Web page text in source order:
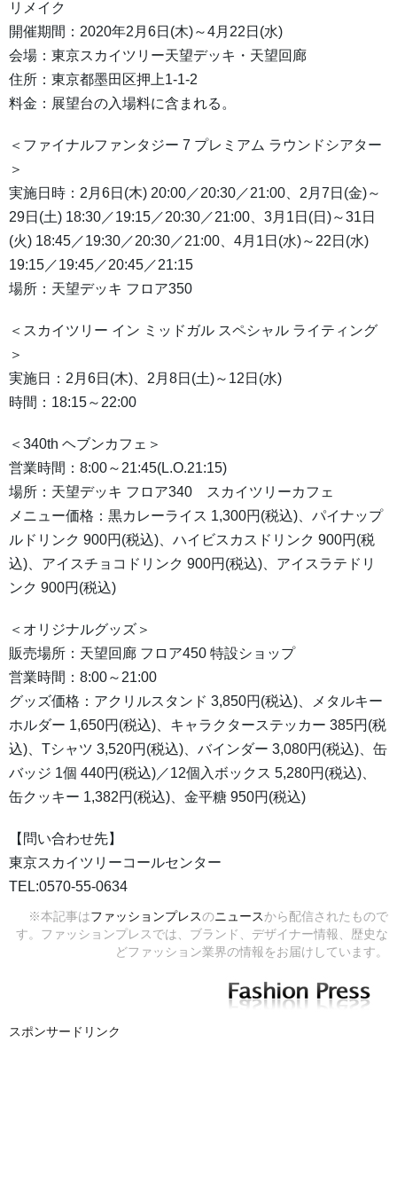
リメイク
開催期間：2020年2月6日(木)～4月22日(水)
会場：東京スカイツリー天望デッキ・天望回廊
住所：東京都墨田区押上1-1-2
料金：展望台の入場料に含まれる。
＜ファイナルファンタジー 7 プレミアム ラウンドシアター
＞
実施日時：2月6日(木) 20:00／20:30／21:00、2月7日(金)～
29日(土) 18:30／19:15／20:30／21:00、3月1日(日)～31日
(火) 18:45／19:30／20:30／21:00、4月1日(水)～22日(水)
19:15／19:45／20:45／21:15
場所：天望デッキ フロア350
＜スカイツリー イン ミッドガル スペシャル ライティング
＞
実施日：2月6日(木)、2月8日(土)～12日(水)
時間：18:15～22:00
＜340th ヘブンカフェ＞
営業時間：8:00～21:45(L.O.21:15)
場所：天望デッキ フロア340 スカイツリーカフェ
メニュー価格：黒カレーライス 1,300円(税込)、パイナップ
ルドリンク 900円(税込)、ハイビスカスドリンク 900円(税
込)、アイスチョコドリンク 900円(税込)、アイスラテドリ
ンク 900円(税込)
＜オリジナルグッズ＞
販売場所：天望回廊 フロア450 特設ショップ
営業時間：8:00～21:00
グッズ価格：アクリルスタンド 3,850円(税込)、メタルキー
ホルダー 1,650円(税込)、キャラクターステッカー 385円(税
込)、Tシャツ 3,520円(税込)、バインダー 3,080円(税込)、缶
バッジ 1個 440円(税込)／12個入ボックス 5,280円(税込)、
缶クッキー 1,382円(税込)、金平糖 950円(税込)
【問い合わせ先】
東京スカイツリーコールセンター
TEL:0570-55-0634
※本記事はファッションプレスのニュースから配信されたもので
す。ファッションプレスでは、ブランド、デザイナー情報、歴史な
どファッション業界の情報をお届けしています。
スポンサードリンク